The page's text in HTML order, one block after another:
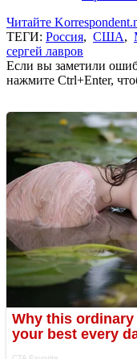
Читайте
ТЕГИ: Россия, США,
сергей лавров
Если вы заметили
нажмите Ctrl+Enter,